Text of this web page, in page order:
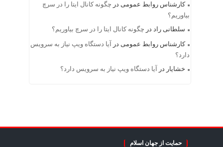
کارشناس روابط عمومی در چگونه کانال ایتا را در سرچ
بیاوریم؟
سلطانی راد در چگونه کانال ایتا را در سرچ بیاوریم؟
کارشناس روابط عمومی در
آیا دستگاه ویپ نیاز به سرویس
دارد؟
خشایار در آیا دستگاه ویپ نیاز به سرویس دارد؟
حمایت از جهان اسلام